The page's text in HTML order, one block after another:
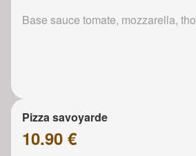
Base sauce tomate, mozzarella,
Pizza savoyarde
10.90 €